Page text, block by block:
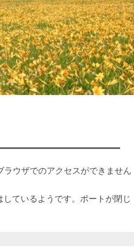
ウザでのアクセスができません
ているようです。ポートが閉じ